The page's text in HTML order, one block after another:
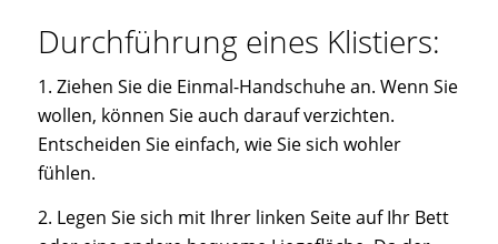
Durchführung eines Klistiers:
1. Ziehen Sie die Einmal-Handschuhe an. Wenn Sie
wollen, können Sie auch darauf verzichten.
Entscheiden Sie einfach, wie Sie sich wohler
fühlen.
2. Legen Sie sich mit Ihrer linken Seite auf Ihr Bett